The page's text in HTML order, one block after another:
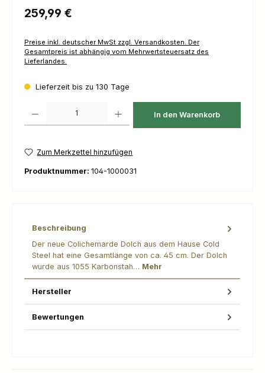
Regulärer Preis:
259,99 €
Preise inkl. deutscher MwSt zzgl. Versandkosten. Der
Gesamtpreis ist abhängig vom Mehrwertsteuersatz des
Lieferlandes.
Lieferzeit bis zu 130 Tage
In den Warenkorb
Zum Merkzettel hinzufügen
Produktnummer: 104-1000031
Beschreibung
Der neue Colichemarde Dolch aus dem Hause Cold
Steel hat eine Gesamtlänge von ca. 45 cm. Der Dolch
wurde aus 1055 Karbonstah… Mehr
Hersteller
Bewertungen